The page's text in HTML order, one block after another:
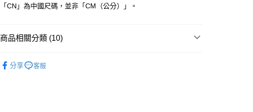
是否繳費成功／繳費後需取消欲退款等相關疑問，請聯繫「AFTEE先享後
１．透過由恩沛科技股份有限公司提供之「AFTEE先享後付」服務完成之
２．關於個人資料處理事宜，請瀏覽以下網址：
宅配
宅配-離島
「CN」為中國尺碼，並非「CM（公分）」。
商品相關分類 (10)
分享 客服